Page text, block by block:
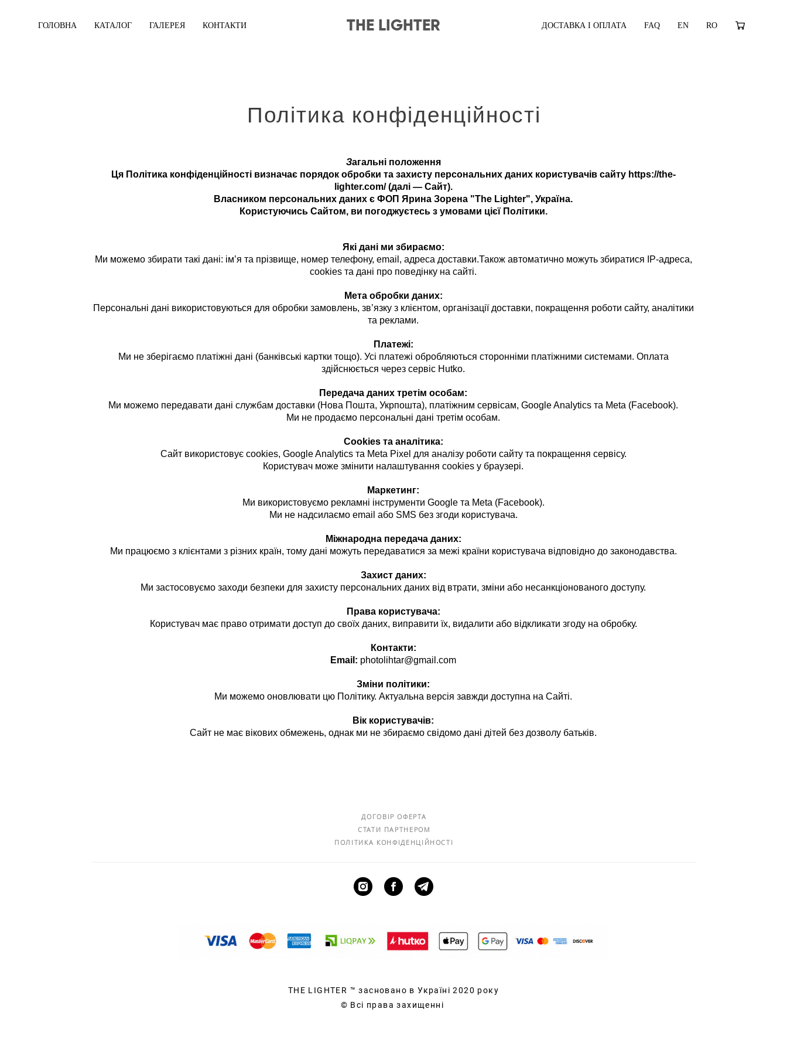
ГОЛОВНА КАТАЛОГ ГАЛЕРЕЯ КОНТАКТИ THE LIGHTER ДОСТАВКА І ОПЛАТА FAQ EN RO
Політика конфіденційності
Загальні положення
Ця Політика конфіденційності визначає порядок обробки та захисту персональних даних користувачів сайту https://the-
lighter.com/ (далі — Сайт).
Власником персональних даних є ФОП Ярина Зорена "The Lighter", Україна.
Користуючись Сайтом, ви погоджуєтесь з умовами цієї Політики.
Які дані ми збираємо:
Ми можемо збирати такі дані: ім’я та прізвище, номер телефону, email, адреса доставки.Також автоматично можуть збиратися IP-адреса,
cookies та дані про поведінку на сайті.
Мета обробки даних:
Персональні дані використовуються для обробки замовлень, зв’язку з клієнтом, організації доставки, покращення роботи сайту, аналітики
та реклами.
Платежі:
Ми не зберігаємо платіжні дані (банківські картки тощо). Усі платежі обробляються сторонніми платіжними системами. Оплата
здійснюється через сервіс Hutko.
Передача даних третім особам:
Ми можемо передавати дані службам доставки (Нова Пошта, Укрпошта), платіжним сервісам, Google Analytics та Meta (Facebook).
Ми не продаємо персональні дані третім особам.
Cookies та аналітика:
Сайт використовує cookies, Google Analytics та Meta Pixel для аналізу роботи сайту та покращення сервісу.
Користувач може змінити налаштування cookies у браузері.
Маркетинг:
Ми використовуємо рекламні інструменти Google та Meta (Facebook).
Ми не надсилаємо email або SMS без згоди користувача.
Міжнародна передача даних:
Ми працюємо з клієнтами з різних країн, тому дані можуть передаватися за межі країни користувача відповідно до законодавства.
Захист даних:
Ми застосовуємо заходи безпеки для захисту персональних даних від втрати, зміни або несанкціонованого доступу.
Права користувача:
Користувач має право отримати доступ до своїх даних, виправити їх, видалити або відкликати згоду на обробку.
Контакти:
Email: photolihtar@gmail.com
Зміни політики:
Ми можемо оновлювати цю Політику. Актуальна версія завжди доступна на Сайті.
Вік користувачів:
Сайт не має вікових обмежень, однак ми не збираємо свідомо дані дітей без дозволу батьків.
ДОГОВІР ОФЕРТА
СТАТИ ПАРТНЕРОМ
ПОЛІТИКА КОНФІДЕНЦІЙНОСТІ
THE LIGHTER ™ засновано в Україні 2020 року
© Всі права захищенні